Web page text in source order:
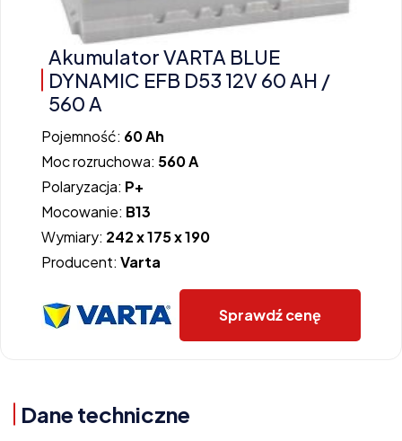
Akumulator VARTA BLUE
DYNAMIC EFB D53 12V 60 AH /
560 A
Pojemność: 60 Ah
Moc rozruchowa: 560 A
Polaryzacja: P+
Mocowanie: B13
Wymiary: 242 x 175 x 190
Producent: Varta
Sprawdź cenę
Dane techniczne